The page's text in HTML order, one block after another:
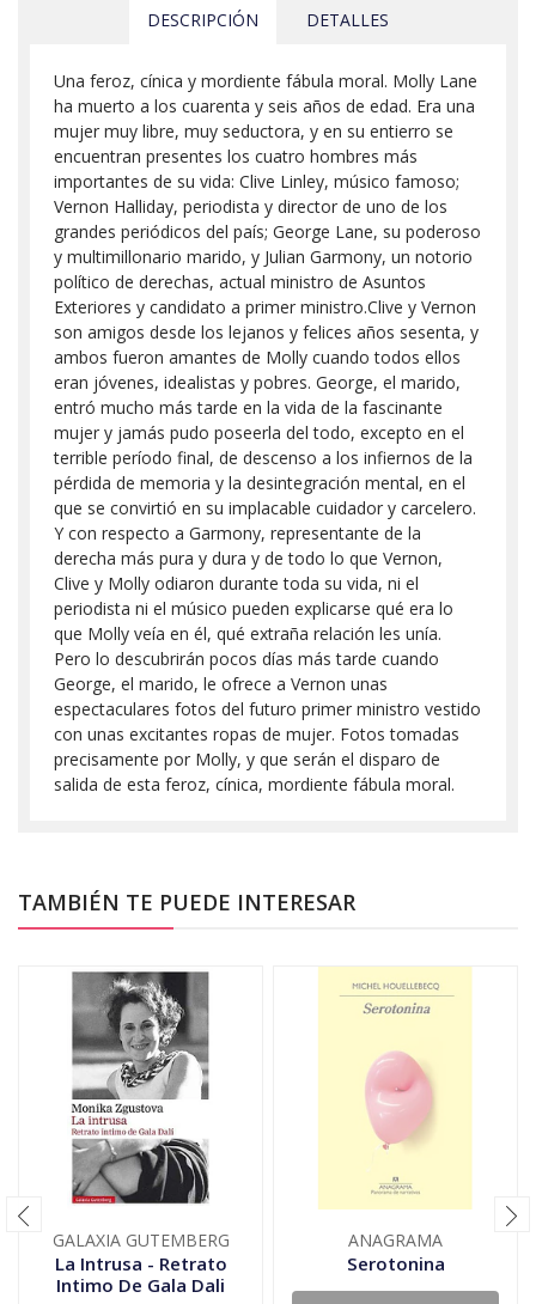
DESCRIPCIÓN DETALLES
Una feroz, cínica y mordiente fábula moral. Molly Lane
ha muerto a los cuarenta y seis años de edad. Era una
mujer muy libre, muy seductora, y en su entierro se
encuentran presentes los cuatro hombres más
importantes de su vida: Clive Linley, músico famoso;
Vernon Halliday, periodista y director de uno de los
grandes periódicos del país; George Lane, su poderoso
y multimillonario marido, y Julian Garmony, un notorio
político de derechas, actual ministro de Asuntos
Exteriores y candidato a primer ministro.Clive y Vernon
son amigos desde los lejanos y felices años sesenta, y
ambos fueron amantes de Molly cuando todos ellos
eran jóvenes, idealistas y pobres. George, el marido,
entró mucho más tarde en la vida de la fascinante
mujer y jamás pudo poseerla del todo, excepto en el
terrible período final, de descenso a los infiernos de la
pérdida de memoria y la desintegración mental, en el
que se convirtió en su implacable cuidador y carcelero.
Y con respecto a Garmony, representante de la
derecha más pura y dura y de todo lo que Vernon,
Clive y Molly odiaron durante toda su vida, ni el
periodista ni el músico pueden explicarse qué era lo
que Molly veía en él, qué extraña relación les unía.
Pero lo descubrirán pocos días más tarde cuando
George, el marido, le ofrece a Vernon unas
espectaculares fotos del futuro primer ministro vestido
con unas excitantes ropas de mujer. Fotos tomadas
precisamente por Molly, y que serán el disparo de
salida de esta feroz, cínica, mordiente fábula moral.
TAMBIÉN TE PUEDE INTERESAR
GALAXIA GUTEMBERG
La Intrusa - Retrato
Intimo De Gala Dali
ANAGRAMA
Serotonina